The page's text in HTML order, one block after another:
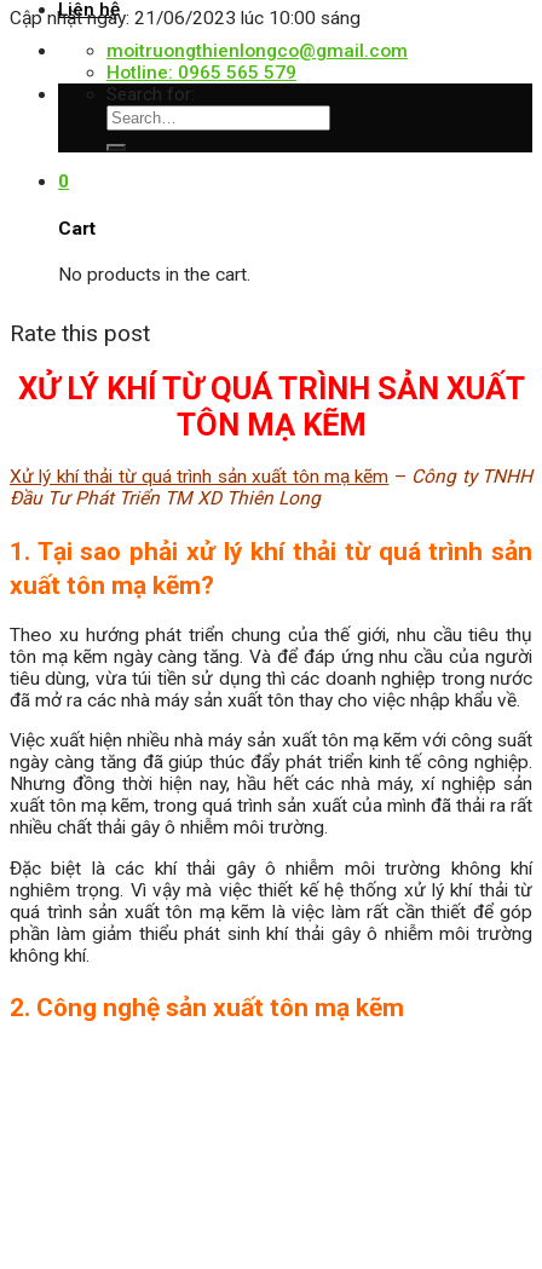
Liên hệ
moitruongthienlongco@gmail.com
Hotline: 0965 565 579
Search for:
0
Cart
No products in the cart.
Cập nhật ngày: 21/06/2023 lúc 10:00 sáng
Rate this post
XỬ LÝ KHÍ TỪ QUÁ TRÌNH SẢN XUẤT
TÔN MẠ KẼM
Xử lý khí thải từ quá trình sản xuất tôn mạ kẽm – Công ty TNHH
Đầu Tư Phát Triển TM XD Thiên Long
1. Tại sao phải xử lý khí thải từ quá trình sản
xuất tôn mạ kẽm?
Theo xu hướng phát triển chung của thế giới, nhu cầu tiêu thụ
tôn mạ kẽm ngày càng tăng. Và để đáp ứng nhu cầu của người
tiêu dùng, vừa túi tiền sử dụng thì các doanh nghiệp trong nước
đã mở ra các nhà máy sản xuất tôn thay cho việc nhập khẩu về.
Việc xuất hiện nhiều nhà máy sản xuất tôn mạ kẽm với công suất
ngày càng tăng đã giúp thúc đẩy phát triển kinh tế công nghiệp.
Nhưng đồng thời hiện nay, hầu hết các nhà máy, xí nghiệp sản
xuất tôn mạ kẽm, trong quá trình sản xuất của mình đã thải ra rất
nhiều chất thải gây ô nhiễm môi trường.
Đặc biệt là các khí thải gây ô nhiễm môi trường không khí
nghiêm trọng. Vì vậy mà việc thiết kế hệ thống xử lý khí thải từ
quá trình sản xuất tôn mạ kẽm là việc làm rất cần thiết để góp
phần làm giảm thiểu phát sinh khí thải gây ô nhiễm môi trường
không khí.
2. Công nghệ sản xuất tôn mạ kẽm